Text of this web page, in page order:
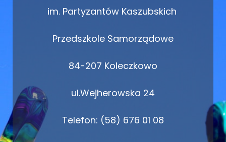
im. Partyzantów Kaszubskich
Przedszkole Samorządowe
84-207 Koleczkowo
ul.Wejherowska 24
Telefon: (58) 676 01 08